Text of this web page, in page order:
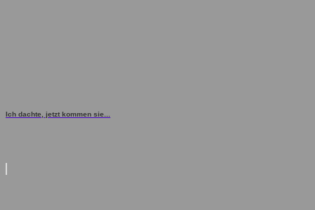
Ich dachte, jetzt kommen sie...